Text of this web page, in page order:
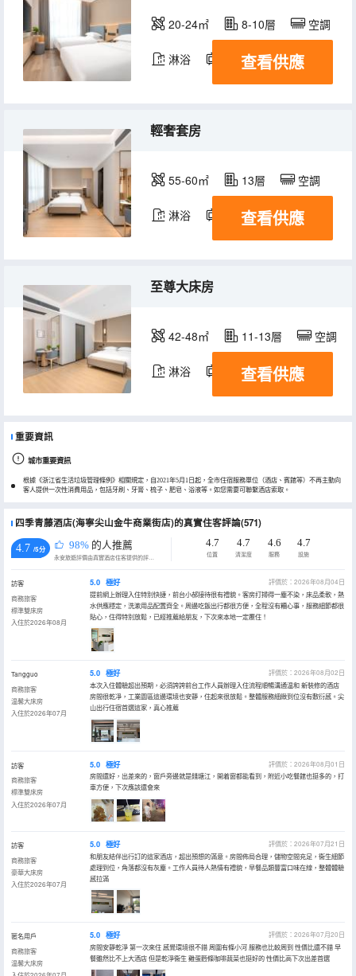
20-24㎡ 8-10層 空調
淋浴 電視機
查看供應
輕奢套房
55-60㎡ 13層 空調
淋浴 電視機
查看供應
至尊大床房
42-48㎡ 11-13層 空調
淋浴 電視機
查看供應
重要資訊
城市重要資訊
根據《浙江省生活垃圾管理條例》相關規定，自2021年5月1日起，全市住宿服務單位（酒店、賓館等）不再主動向
客人提供一次性消費用品，包括牙刷、牙膏、梳子、肥皂、浴液等。如您需要可聯繫酒店索取。
四季青藤酒店(海寧尖山金牛商業街店)的真實住客評論(571)
4.7 /5分 98% 的人推薦
永安旅遊評價由真實酒店住客提供的評價。
4.7
位置
4.7
清潔度
4.6
服務
4.7
設施
訪客
商務旅客
標準雙床房
入住於2026年08月
5.0 極好
評價於：2026年08月04日
提前網上辦理入住特別快捷，前台小郝接待很有禮貌。客房打掃得一塵不染，床品柔軟，熱
水供應穩定，洗漱用品配置齊全。周邊吃飯出行都很方便，全程沒有糟心事，服務細節都很
貼心，住得特別放鬆，已經推薦給朋友，下次來本地一定覆住！
Tangguo
商務旅客
温馨大床房
入住於2026年07月
5.0 極好
評價於：2026年08月02日
本次入住體驗超出預期，必須誇誇前台工作人員辦理入住流程順暢溝通温和 新裝修的酒店
房間很乾凈，工業園區這邊環境也安靜，住起來很放鬆。整體服務細緻到位沒有敷衍感。尖
山出行住宿首選這家，真心推薦
訪客
商務旅客
標準雙床房
入住於2026年07月
5.0 極好
評價於：2026年08月01日
房間還好，出差來的，窗戶旁邊就是錢塘江，開着窗都能看到，附近小吃餐館也挺多的，打
車方便，下次應該還會來
訪客
商務旅客
豪華大床房
入住於2026年07月
5.0 極好
評價於：2026年07月21日
和朋友結伴出行訂的這家酒店，超出預想的滿意。房間佈局合理，儲物空間充足，衞生細節
處理到位，角落都沒有灰塵。工作人員待人熱情有禮貌，早餐品類豐富口味在線，整體體驗
感拉滿
匿名用戶
商務旅客
温馨大床房
5.0 極好
評價於：2026年07月20日
房間安靜乾淨 第一次來住 感覺環境很不錯 周圍有條小河 服務也比較周到 性價比還不錯 早
餐雖然比不上大酒店 但是乾淨衞生 雞蛋麪條咖啡蔬菜也挺好的 性價比高下次出差首選